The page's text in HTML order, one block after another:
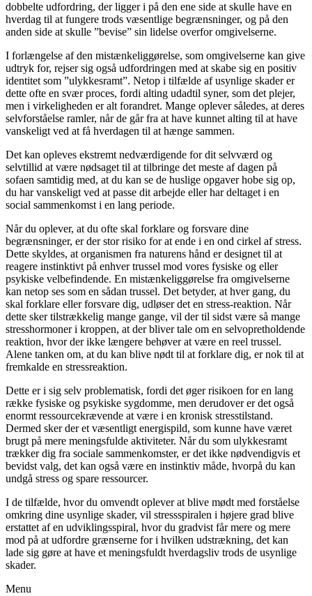
dobbelte udfordring, der ligger i på den ene side at skulle have en
hverdag til at fungere trods væsentlige begrænsninger, og på den
anden side at skulle ”bevise” sin lidelse overfor omgivelserne.
I forlængelse af den mistænkeliggørelse, som omgivelserne kan give
udtryk for, rejser sig også udfordringen med at skabe sig en positiv
identitet som ”ulykkesramt”. Netop i tilfælde af usynlige skader er
dette ofte en svær proces, fordi alting udadtil syner, som det plejer,
men i virkeligheden er alt forandret. Mange oplever således, at deres
selvforståelse ramler, når de går fra at have kunnet alting til at have
vanskeligt ved at få hverdagen til at hænge sammen.
Det kan opleves ekstremt nedværdigende for dit selvværd og
selvtillid at være nødsaget til at tilbringe det meste af dagen på
sofaen samtidig med, at du kan se de huslige opgaver hobe sig op,
du har vanskeligt ved at passe dit arbejde eller har deltaget i en
social sammenkomst i en lang periode.
Når du oplever, at du ofte skal forklare og forsvare dine
begrænsninger, er der stor risiko for at ende i en ond cirkel af stress.
Dette skyldes, at organismen fra naturens hånd er designet til at
reagere instinktivt på enhver trussel mod vores fysiske og eller
psykiske velbefindende. En mistænkeliggørelse fra omgivelserne
kan netop ses som en sådan trussel. Det betyder, at hver gang, du
skal forklare eller forsvare dig, udløser det en stress-reaktion. Når
dette sker tilstrækkelig mange gange, vil der til sidst være så mange
stresshormoner i kroppen, at der bliver tale om en selvopretholdende
reaktion, hvor der ikke længere behøver at være en reel trussel.
Alene tanken om, at du kan blive nødt til at forklare dig, er nok til at
fremkalde en stressreaktion.
Dette er i sig selv problematisk, fordi det øger risikoen for en lang
række fysiske og psykiske sygdomme, men derudover er det også
enormt ressourcekrævende at være i en kronisk stresstilstand.
Dermed sker der et væsentligt energispild, som kunne have været
brugt på mere meningsfulde aktiviteter. Når du som ulykkesramt
trækker dig fra sociale sammenkomster, er det ikke nødvendigvis et
bevidst valg, det kan også være en instinktiv måde, hvorpå du kan
undgå stress og spare ressourcer.
I de tilfælde, hvor du omvendt oplever at blive mødt med forståelse
omkring dine usynlige skader, vil stressspiralen i højere grad blive
erstattet af en udviklingsspiral, hvor du gradvist får mere og mere
mod på at udfordre grænserne for i hvilken udstrækning, det kan
lade sig gøre at have et meningsfuldt hverdagsliv trods de usynlige
skader.
Menu